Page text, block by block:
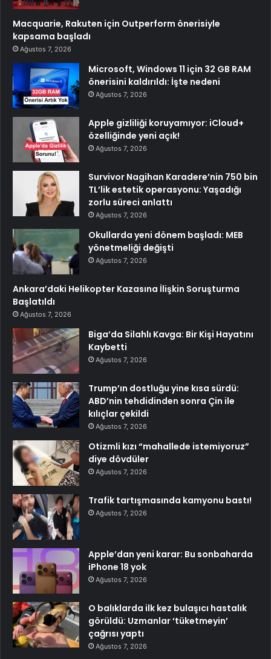
Macquarie, Rakuten için Outperform önerisiyle
kapsama başladı
Ağustos 7, 2026
Microsoft, Windows 11 için 32 GB RAM
önerisini kaldırıldı: İşte nedeni
Ağustos 7, 2026
Apple gizliliği koruyamıyor: iCloud+
özelliğinde yeni açık!
Ağustos 7, 2026
Survivor Nagihan Karadere’nin 750 bin
TL’lik estetik operasyonu: Yaşadığı
zorlu süreci anlattı
Ağustos 7, 2026
Okullarda yeni dönem başladı: MEB
yönetmeliği değişti
Ağustos 7, 2026
Ankara’daki Helikopter Kazasına İlişkin Soruşturma
Başlatıldı
Ağustos 7, 2026
Biga’da Silahlı Kavga: Bir Kişi Hayatını
Kaybetti
Ağustos 7, 2026
Trump’ın dostluğu yine kısa sürdü:
ABD’nin tehdidinden sonra Çin ile
kılıçlar çekildi
Ağustos 7, 2026
Otizmli kızı “mahallede istemiyoruz”
diye dövdüler
Ağustos 7, 2026
Trafik tartışmasında kamyonu bastı!
Ağustos 7, 2026
Apple’dan yeni karar: Bu sonbaharda
iPhone 18 yok
Ağustos 7, 2026
O balıklarda ilk kez bulaşıcı hastalık
görüldü: Uzmanlar ‘tüketmeyin’
çağrısı yaptı
Ağustos 7, 2026